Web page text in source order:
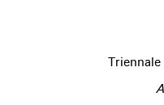
Triennale